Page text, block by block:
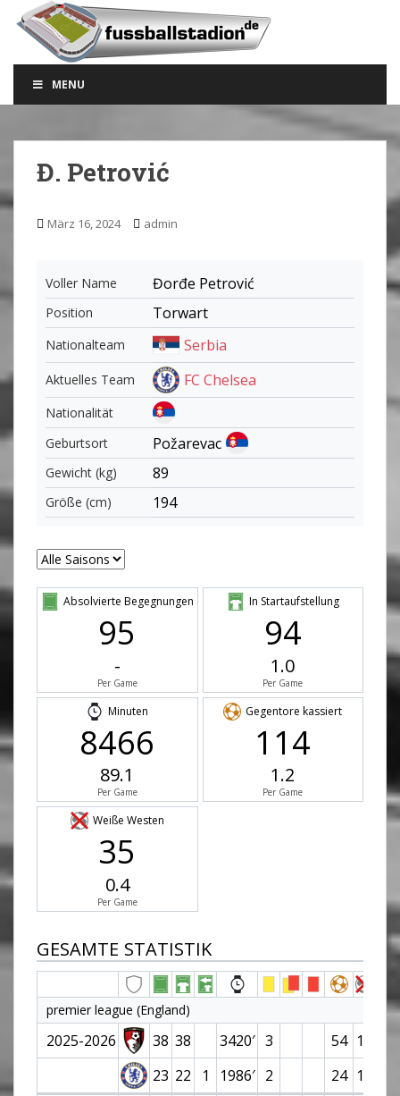
n
e
MENU
Đ. Petrović
März 16, 2024 admin
Voller Name Đorđe Petrović
Position Torwart
Nationalteam Serbia
Aktuelles Team FC Chelsea
Nationalität
Geburtsort
Požarevac
Gewicht (kg) 89
Größe (cm) 194
Absolvierte Begegnungen
95
-
Per Game
In Startaufstellung
94
1.0
Per Game
Minuten
8466
89.1
Per Game
Gegentore kassiert
114
1.2
Per Game
Weiße Westen
35
0.4
Per Game
GESAMTE STATISTIK
premier league (England)
2025-2026 38 38 3420′ 3 54 11
23 22 1 1986′ 2 24 11